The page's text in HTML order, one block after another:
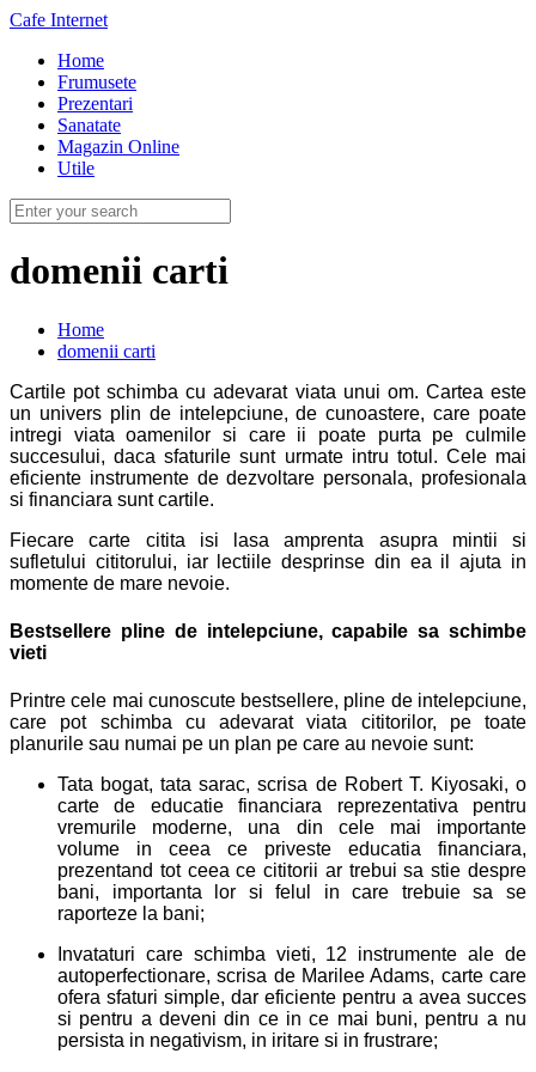
Cafe Internet
Home
Frumusete
Prezentari
Sanatate
Magazin Online
Utile
domenii carti
Home
domenii carti
Cartile pot schimba cu adevarat viata unui om. Cartea este
un univers plin de intelepciune, de cunoastere, care poate
intregi viata oamenilor si care ii poate purta pe culmile
succesului, daca sfaturile sunt urmate intru totul. Cele mai
eficiente instrumente de dezvoltare personala, profesionala
si financiara sunt cartile.
Fiecare carte citita isi lasa amprenta asupra mintii si
sufletului cititorului, iar lectiile desprinse din ea il ajuta in
momente de mare nevoie.
Bestsellere pline de intelepciune, capabile sa schimbe
vieti
Printre cele mai cunoscute bestsellere, pline de intelepciune,
care pot schimba cu adevarat viata cititorilor, pe toate
planurile sau numai pe un plan pe care au nevoie sunt:
Tata bogat, tata sarac, scrisa de Robert T. Kiyosaki, o
carte de educatie financiara reprezentativa pentru
vremurile moderne, una din cele mai importante
volume in ceea ce priveste educatia financiara,
prezentand tot ceea ce cititorii ar trebui sa stie despre
bani, importanta lor si felul in care trebuie sa se
raporteze la bani;
Invataturi care schimba vieti, 12 instrumente ale de
autoperfectionare, scrisa de Marilee Adams, carte care
ofera sfaturi simple, dar eficiente pentru a avea succes
si pentru a deveni din ce in ce mai buni, pentru a nu
persista in negativism, in iritare si in frustrare;